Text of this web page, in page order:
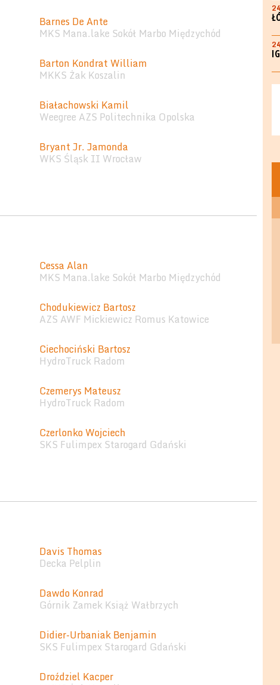
Barnes De Ante
MKS Mana.lake Sokół Marbo Międzychód
Barton Kondrat William
MKKS Żak Koszalin
Białachowski Kamil
Weegree AZS Politechnika Opolska
Bryant Jr. Jamonda
WKS Śląsk II Wrocław
Cessa Alan
MKS Mana.lake Sokół Marbo Międzychód
Chodukiewicz Bartosz
AZS AWF Mickiewicz Romus Katowice
Ciechociński Bartosz
HydroTruck Radom
Czemerys Mateusz
HydroTruck Radom
Czerlonko Wojciech
SKS Fulimpex Starogard Gdański
Davis Thomas
Decka Pelplin
Dawdo Konrad
Górnik Zamek Książ Wałbrzych
Didier-Urbaniak Benjamin
SKS Fulimpex Starogard Gdański
Droździel Kacper